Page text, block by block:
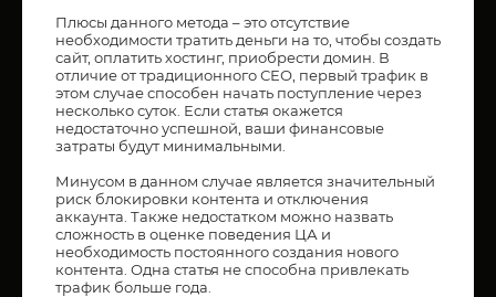
Плюсы данного метода – это отсутствие
необходимости тратить деньги на то, чтобы создать
сайт, оплатить хостинг, приобрести домин. В
отличие от традиционного СЕО, первый трафик в
этом случае способен начать поступление через
несколько суток. Если статья окажется
недостаточно успешной, ваши финансовые
затраты будут минимальными.
Минусом в данном случае является значительный
риск блокировки контента и отключения
аккаунта. Также недостатком можно назвать
сложность в оценке поведения ЦА и
необходимость постоянного создания нового
контента. Одна статья не способна привлекать
трафик больше года.